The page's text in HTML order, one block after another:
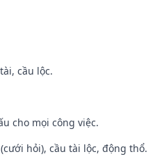
cầu lộc.
cho mọi công việc.
hỏi), cầu tài lộc, động thổ.